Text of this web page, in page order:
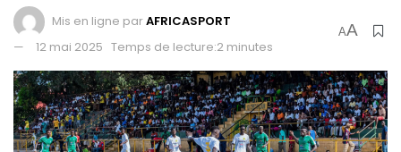
Mis en ligne parAFRICASPORT
12 mai 2025 Temps de lecture:2 minutes
AA